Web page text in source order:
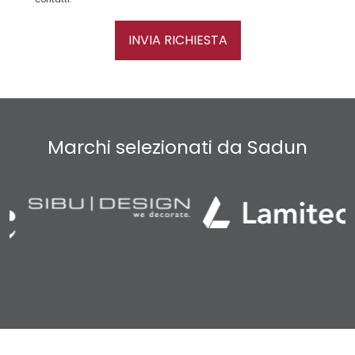
INVIA RICHIESTA
Marchi selezionati da Sadun